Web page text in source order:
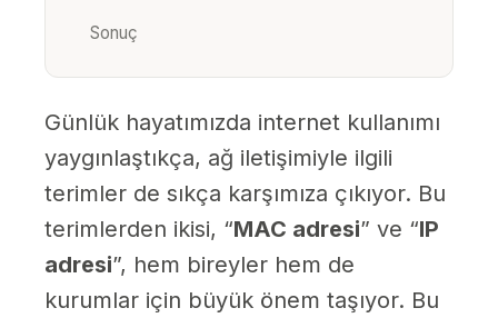
Sonuç
Günlük hayatımızda internet kullanımı
yaygınlaştıkça, ağ iletişimiyle ilgili
terimler de sıkça karşımıza çıkıyor. Bu
terimlerden ikisi, “MAC adresi” ve “IP
adresi”, hem bireyler hem de
kurumlar için büyük önem taşıyor. Bu